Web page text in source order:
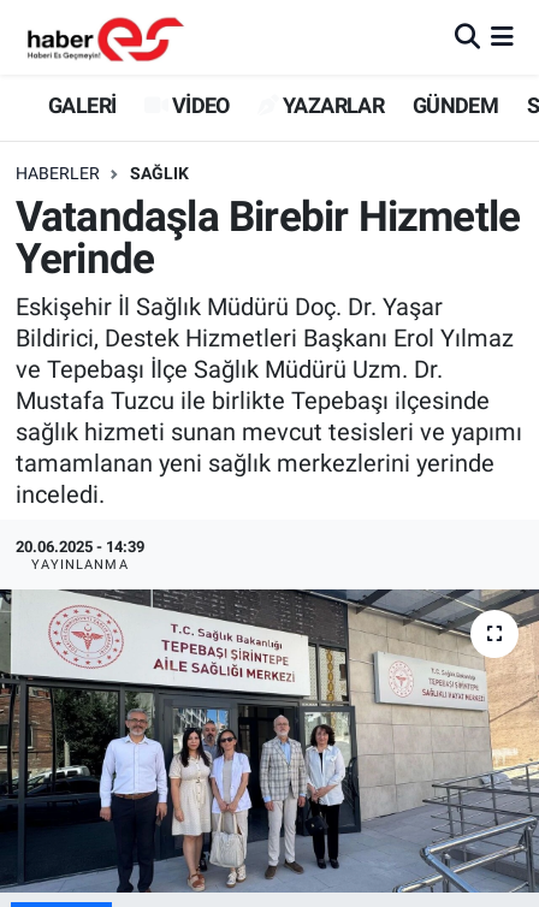
GALERİ VİDEO YAZARLAR GÜNDEM
HABERLER SAĞLIK
Vatandaşla Birebir Hizmetle
Yerinde
Eskişehir İl Sağlık Müdürü Doç. Dr. Yaşar
Bildirici, Destek Hizmetleri Başkanı Erol Yılmaz
ve Tepebaşı İlçe Sağlık Müdürü Uzm. Dr.
Mustafa Tuzcu ile birlikte Tepebaşı ilçesinde
sağlık hizmeti sunan mevcut tesisleri ve yapımı
tamamlanan yeni sağlık merkezlerini yerinde
inceledi.
20.06.2025 - 14:39
YAYINLANMA
GALERİ
YAZARLAR
GÜNDEM
SİYASET
TEKNOLOJİ
EKONOMİ
Eskişehir Nöbetçi Eczaneler
Eskişehir Trafik Yoğunluk Haritası
Süper Lig Puan Durumu ve Fikstür
Tüm Manşetler
Son Dakika Haberleri
Haber Arşivi